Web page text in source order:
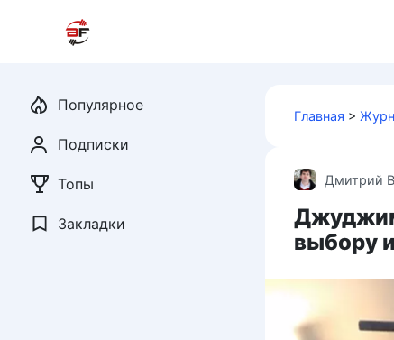
Главная >
Дмитрий
выбору
Популярное
Подписки
Топы
Закладки